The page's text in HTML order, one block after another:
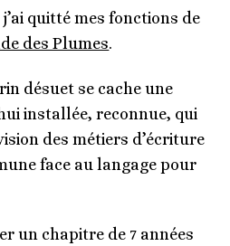
quitté mes fonctions de
des Plumes.
désuet se cache une
installée, reconnue, qui
des métiers d’écriture
face au langage pour
un chapitre de 7 années